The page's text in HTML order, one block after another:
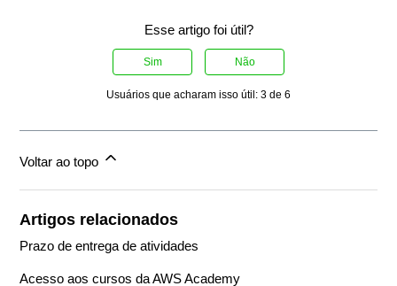
Esse artigo foi útil?
Sim Não
Usuários que acharam isso útil: 3 de 6
Voltar ao topo
Artigos relacionados
Prazo de entrega de atividades
Acesso aos cursos da AWS Academy